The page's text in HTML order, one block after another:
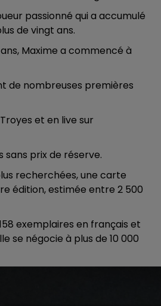
passionné qui a accumulé
de vingt ans.
Maxime a commencé à
de nombreuses premières
et en live sur
sans prix de réserve.
recherchées, une carte
édition, estimée entre 2 500
exemplaires en français et
se négocie à plus de 10 000